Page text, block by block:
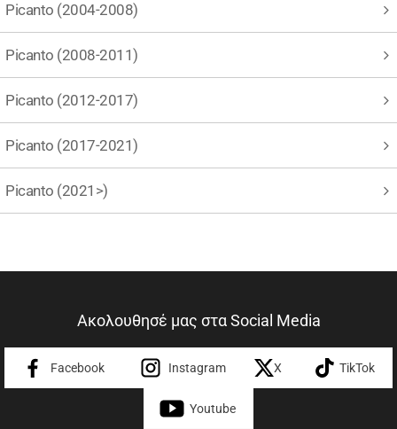
Picanto (2004-2008)
Picanto (2008-2011)
Picanto (2012-2017)
Picanto (2017-2021)
Picanto (2021>)
Ακολουθησέ μας στα Social Media
Facebook Instagram X TikTok
Youtube